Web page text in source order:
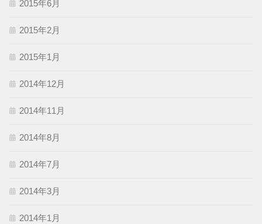
2015年6月
2015年2月
2015年1月
2014年12月
2014年11月
2014年8月
2014年7月
2014年3月
2014年1月